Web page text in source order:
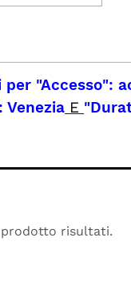
per "Accesso":
Venezia E
risultati.